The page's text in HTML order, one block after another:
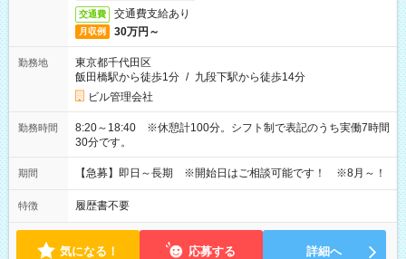
交通費 交通費支給あり
月収例 30万円～
勤務地
東京都千代田区
飯田橋駅から徒歩1分 / 九段下駅から徒歩14分
ビル管理会社
勤務時間
8:20～18:40 ※休憩計100分。シフト制で表記のうち実働7時間
30分です。
期間 【急募】即日～長期 ※開始日はご相談可能です！ ※8月～！
特徴 履歴書不要
気になる！ 応募する 詳細へ